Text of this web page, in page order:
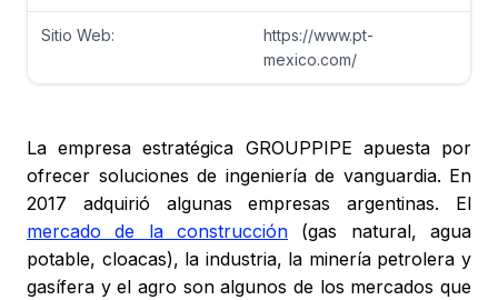
Sitio Web:
https://www.pt-
mexico.com/
La empresa estratégica GROUPPIPE apuesta por
ofrecer soluciones de ingeniería de vanguardia. En
2017 adquirió algunas empresas argentinas. El
mercado de la construcción (gas natural, agua
potable, cloacas), la industria, la minería petrolera y
gasífera y el agro son algunos de los mercados que